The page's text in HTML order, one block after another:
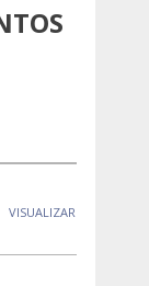
VISUALIZAR